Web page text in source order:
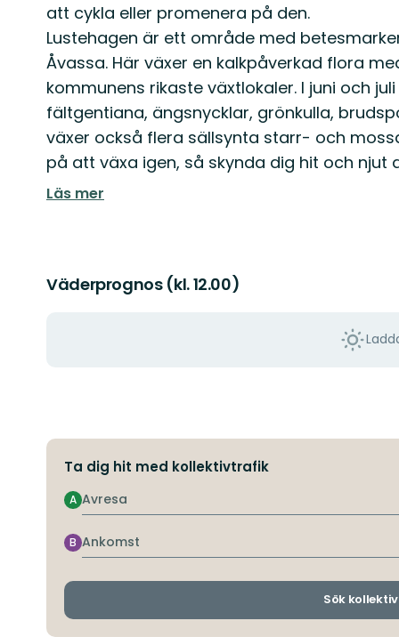
att cykla eller promenera på den.
Lustehagen är ett område med
Åvassa. Här växer en kalkpåverkad flora
kommunens rikaste växtlokaler. I juni och
fältgentiana, ängsnycklar, grönkulla,
växer också flera sällsynta starr- och
på att växa igen, så skynda dig hit och njut
Läs mer
Väderprognos (kl. 12.00)
Ta dig hit med kollektivtrafik
Avresa
A
Ankomst
B
Sök